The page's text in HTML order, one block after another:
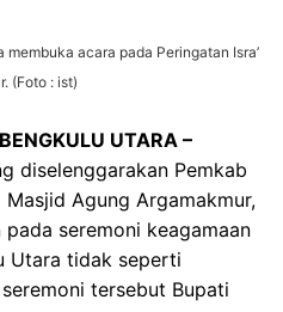
acara pada Peringatan Isra’
(Foto : ist)
UTARA –
diselenggarakan Pemkab
Agung Argamakmur,
seremoni keagamaan
Utara tidak seperti
tersebut Bupati